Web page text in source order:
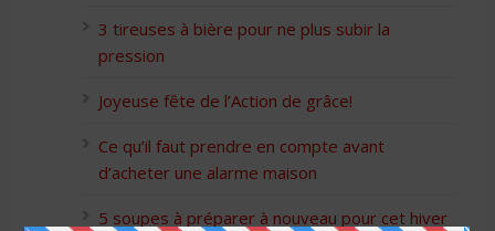
3 tireuses à bière pour ne plus subir la
pression
Joyeuse fête de l’Action de grâce!
Ce qu’il faut prendre en compte avant
d’acheter une alarme maison
5 soupes à préparer à nouveau pour cet hiver